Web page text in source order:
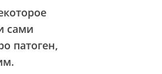
сами
патоген,